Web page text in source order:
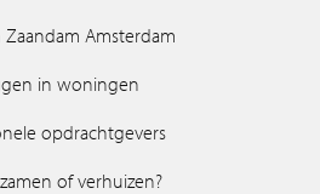
Zaandam Amsterdam
in woningen
opdrachtgevers
of verhuizen?